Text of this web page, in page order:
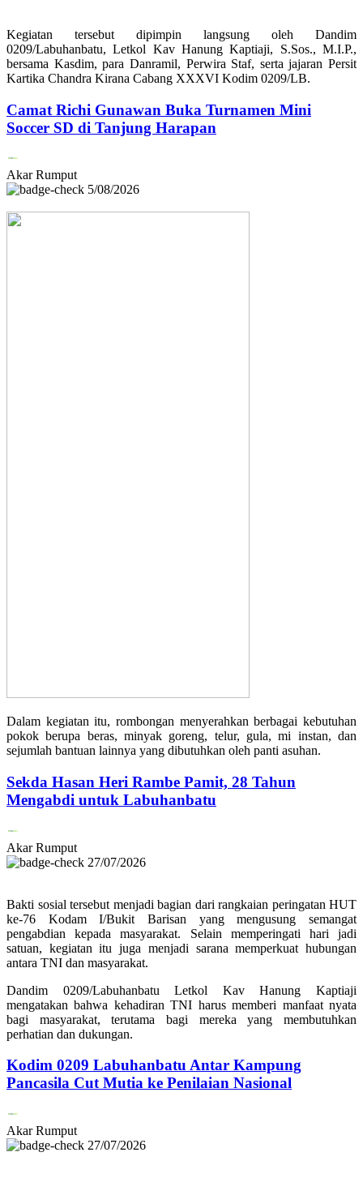
Kegiatan tersebut dipimpin langsung oleh Dandim
0209/Labuhanbatu, Letkol Kav Hanung Kaptiaji, S.Sos., M.I.P.,
bersama Kasdim, para Danramil, Perwira Staf, serta jajaran Persit
Kartika Chandra Kirana Cabang XXXVI Kodim 0209/LB.
Camat Richi Gunawan Buka Turnamen Mini
Soccer SD di Tanjung Harapan
Akar Rumput
5/08/2026
Dalam kegiatan itu, rombongan menyerahkan berbagai kebutuhan
pokok berupa beras, minyak goreng, telur, gula, mi instan, dan
sejumlah bantuan lainnya yang dibutuhkan oleh panti asuhan.
Sekda Hasan Heri Rambe Pamit, 28 Tahun
Mengabdi untuk Labuhanbatu
Akar Rumput
27/07/2026
Bakti sosial tersebut menjadi bagian dari rangkaian peringatan HUT
ke-76 Kodam I/Bukit Barisan yang mengusung semangat
pengabdian kepada masyarakat. Selain memperingati hari jadi
satuan, kegiatan itu juga menjadi sarana memperkuat hubungan
antara TNI dan masyarakat.
Dandim 0209/Labuhanbatu Letkol Kav Hanung Kaptiaji
mengatakan bahwa kehadiran TNI harus memberi manfaat nyata
bagi masyarakat, terutama bagi mereka yang membutuhkan
perhatian dan dukungan.
Kodim 0209 Labuhanbatu Antar Kampung
Pancasila Cut Mutia ke Penilaian Nasional
Akar Rumput
27/07/2026